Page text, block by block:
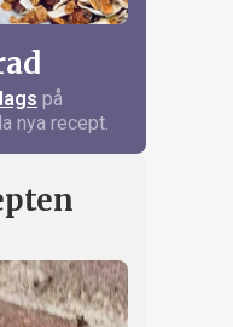
på
nya recept.